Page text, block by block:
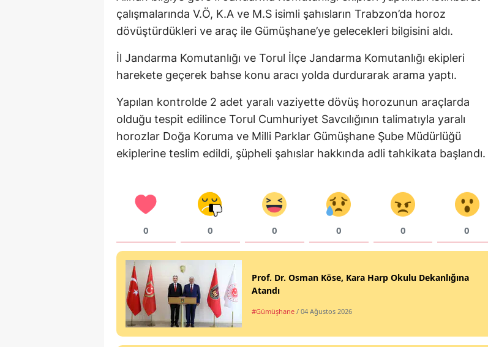
Hakkari
Hatay
Isparta
Mersin
İstanbul
İzmir
Kars
Kayseri
Kırklareli
Kırşehir
Kocaeli
çalışmalarında V.Ö, K.A ve M.S isimli şahısların Trabzon’da horoz
dövüştürdükleri ve araç ile Gümüşhane’ye gelecekleri bilgisini aldı.
İl Jandarma Komutanlığı ve Torul İlçe Jandarma Komutanlığı ekipleri
harekete geçerek bahse konu aracı yolda durdurarak arama yaptı.
Yapılan kontrolde 2 adet yaralı vaziyette dövüş horozunun araçlarda
olduğu tespit edilince Torul Cumhuriyet Savcılığının talimatıyla yaralı
horozlar Doğa Koruma ve Milli Parklar Gümüşhane Şube Müdürlüğü
ekiplerine teslim edildi, şüpheli şahıslar hakkında adli tahkikata başlandı.
0 0 0 0 0 0
Prof. Dr. Osman Köse, Kara Harp Okulu Dekanlığına
Atandı
#Gümüşhane / 04 Ağustos 2026